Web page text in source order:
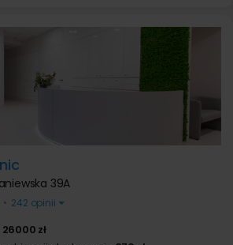
39A
• 242 opinii
26000 zł